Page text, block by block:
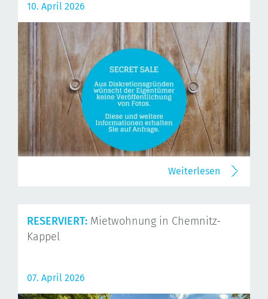
10. April 2026
Weiterlesen
RESERVIERT: Mietwohnung in Chemnitz-
Kappel
07. April 2026